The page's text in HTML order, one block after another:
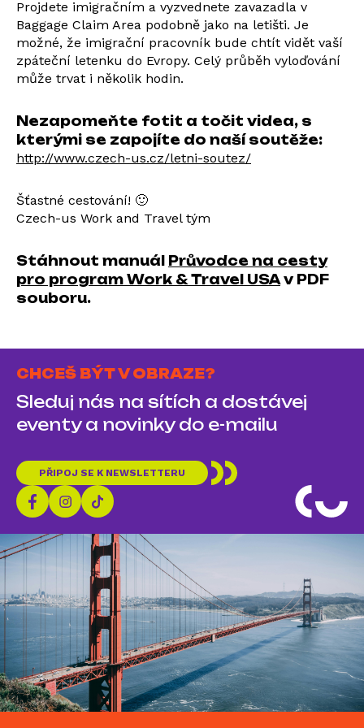
Projdete imigračním a vyzvednete zavazadla v
Baggage Claim Area podobně jako na letišti. Je
možné, že imigrační pracovník bude chtít vidět vaší
zpáteční letenku do Evropy. Celý průběh vyloďování
může trvat i několik hodin.
Nezapomeňte fotit a točit videa, s
kterými se zapojíte do naší soutěže:
http://www.czech-us.cz/letni-soutez/
Šťastné cestování! 🙂
Czech-us Work and Travel tým
Stáhnout manuál
Průvodce na cesty
pro program Work & Travel USAv PDF
souboru.
CHCEŠ BÝT V OBRAZE?
Sleduj nás na sítích a dostávej
eventy a novinky do e-mailu
PŘIPOJ SE K NEWSLETTERU